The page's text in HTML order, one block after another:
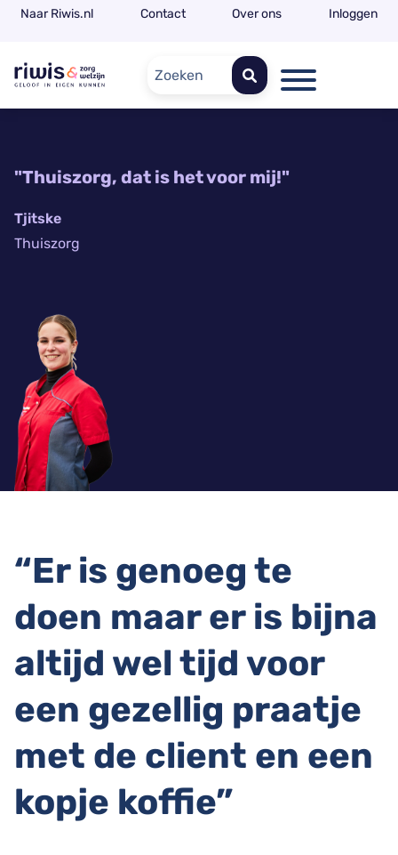
Naar Riwis.nl Contact Over ons Inloggen
Zoeken
"Thuiszorg, dat is het voor mij!"
Tjitske
Thuiszorg
“Er is genoeg te
doen maar er is bijna
altijd wel tijd voor
een gezellig praatje
met de client en een
kopje koffie”